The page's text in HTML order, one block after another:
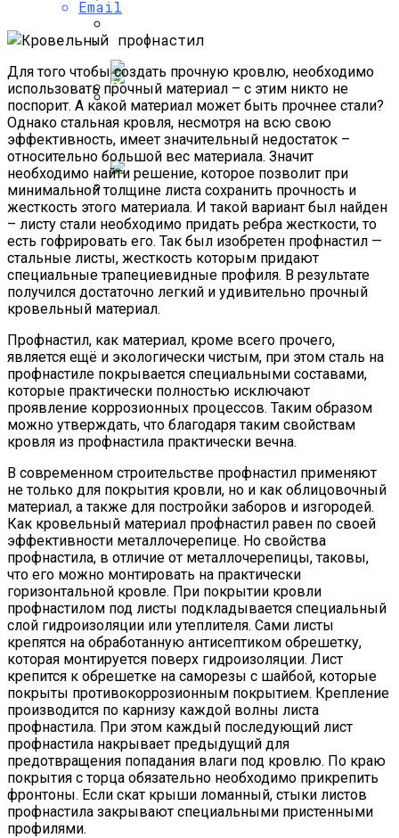
Майнинга На 2024 Год
S-Group – Британский Инвестиционный
Фонд
Система Управления Заказами (OMS):
Все Что Вам Нужно Знать
Обзор Лучших Смартфонов Для
Работы И Бизнеса 2020 Года
ТОП-10 Лучших Смартфонов Для
Бизнеса 2019
Изоляцией
Email
Для того чтобы создать прочную кровлю, необходимо
использовать прочный материал – с этим никто не
поспорит. А какой материал может быть прочнее стали?
Однако стальная кровля, несмотря на всю свою
эффективность, имеет значительный недостаток –
относительно большой вес материала. Значит
необходимо найти решение, которое позволит при
минимальной толщине листа сохранить прочность и
жесткость этого материала. И такой вариант был найден
– листу стали необходимо придать ребра жесткости, то
есть гофрировать его. Так был изобретен профнастил —
стальные листы, жесткость которым придают
специальные трапециевидные профиля. В результате
получился достаточно легкий и удивительно прочный
кровельный материал.
Профнастил, как материал, кроме всего прочего,
является ещё и экологически чистым, при этом сталь на
профнастиле покрывается специальными составами,
которые практически полностью исключают
проявление коррозионных процессов. Таким образом
можно утверждать, что благодаря таким свойствам
кровля из профнастила практически вечна.
В современном строительстве профнастил применяют
не только для покрытия кровли, но и как облицовочный
материал, а также для постройки заборов и изгородей.
Как кровельный материал профнастил равен по своей
эффективности металлочерепице. Но свойства
профнастила, в отличие от металлочерепицы, таковы,
что его можно монтировать на практически
горизонтальной кровле. При покрытии кровли
профнастилом под листы подкладывается специальный
слой гидроизоляции или утеплителя. Сами листы
крепятся на обработанную антисептиком обрешетку,
которая монтируется поверх гидроизоляции. Лист
крепится к обрешетке на саморезы с шайбой, которые
покрыты противокоррозионным покрытием. Крепление
производится по карнизу каждой волны листа
профнастила. При этом каждый последующий лист
профнастила накрывает предыдущий для
предотвращения попадания влаги под кровлю. По краю
покрытия с торца обязательно необходимо прикрепить
фронтоны. Если скат крыши ломанный, стыки листов
профнастила закрывают специальными пристенными
профилями.